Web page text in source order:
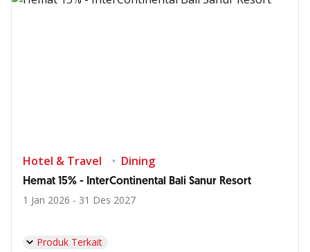
Hotel & Travel Dining
Hemat 15% - InterContinental Bali Sanur Resort
1 Jan 2026 - 31 Des 2027
Produk Terkait